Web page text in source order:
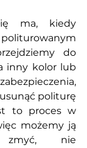
ma, kiedy
do
inny kolor lub
politurę
to proces w
możemy ją
zmyć, nie